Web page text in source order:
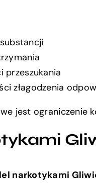
przeszukania
złagodzenia
jest ograniczenie
narkotykami